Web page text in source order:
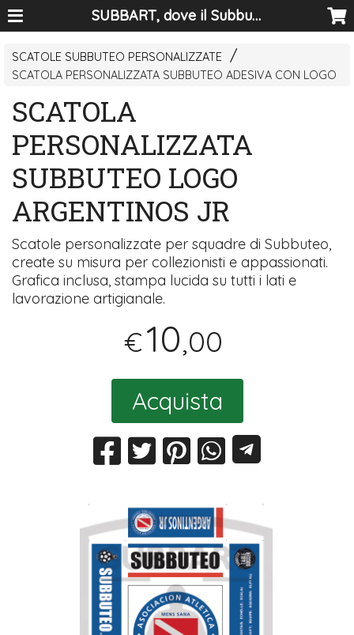
SUBBART, dove il Subbuteo diventa arte
SCATOLE SUBBUTEO PERSONALIZZATE
SCATOLA PERSONALIZZATA SUBBUTEO ADESIVA CON LOGO
SCATOLA
PERSONALIZZATA
SUBBUTEO LOGO
ARGENTINOS JR
Scatole personalizzate per squadre di Subbuteo,
create su misura per collezionisti e appassionati.
Grafica inclusa, stampa lucida su tutti i lati e
lavorazione artigianale.
€10,00
Acquista